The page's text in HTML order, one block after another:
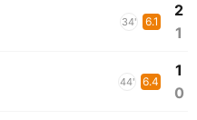
34' 6.1
2
1
44' 6.4
1
0